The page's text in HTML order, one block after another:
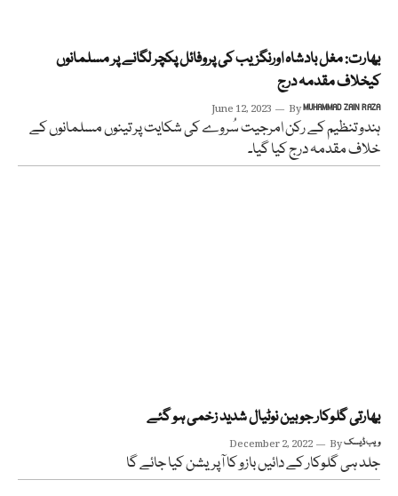
بھارت: مغل بادشاہ اورنگزیب کی پروفائل پکچر لگانے پر مسلمانوں
کیخلاف مقدمہ درج
June 12, 2023 ByMUHAMMAD ZAIN RAZA
ہندو تنظیم کے رکن امرجیت سُروے کی شکایت پر تینوں مسلمانوں کے
خلاف مقدمہ درج کیا گیا۔
بھارتی گلوکار جوبین نوٹیال شدید زخمی ہو گئے
December 2, 2022 Byویب ڈیسک
جلد ہی گلوکار کے دائیں بازو کا آپریشن کیا جائے گا